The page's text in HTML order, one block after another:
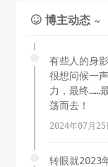
 博主动态 ~
有些人的身
很想问候一
力，最终……
荡而去！
2024年07月
转眼就2023